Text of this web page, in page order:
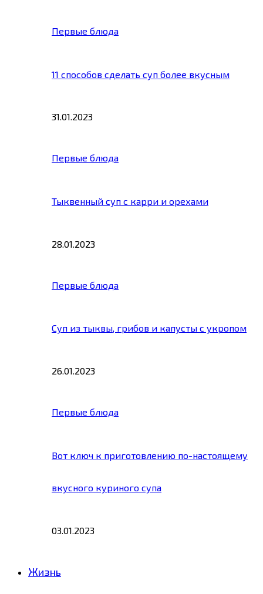
Первые блюда
11 способов сделать суп более вкусным
31.01.2023
Первые блюда
Тыквенный суп с карри и орехами
28.01.2023
Первые блюда
Суп из тыквы, грибов и капусты с укропом
26.01.2023
Первые блюда
Вот ключ к приготовлению по-настоящему
вкусного куриного супа
03.01.2023
Жизнь